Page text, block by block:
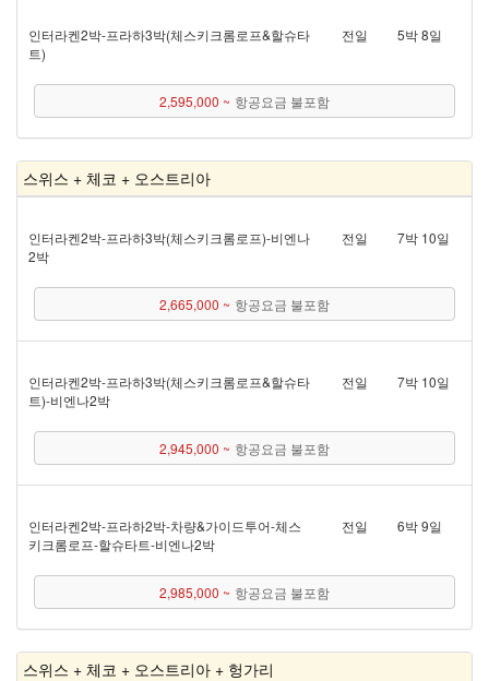
인터라켄 2박 - 프라하 3박(체스키크롬로프&할슈타
트)
전일 5박 8일
2,595,000 ~ 항공요금 불포함
스위스 + 체코 + 오스트리아
인터라켄 2박 - 프라하 3박(체스키크롬로프) - 비엔나
2박
전일 7박 10일
2,665,000 ~ 항공요금 불포함
인터라켄 2박 - 프라하 3박(체스키크롬로프&할슈타
트) - 비엔나 2박
전일 7박 10일
2,945,000 ~ 항공요금 불포함
인터라켄 2박 - 프라하 2박 - 차량&가이드투어 - 체스
키크롬로프 - 할슈타트 - 비엔나 2박
전일 6박 9일
2,985,000 ~ 항공요금 불포함
스위스 + 체코 + 오스트리아 + 헝가리